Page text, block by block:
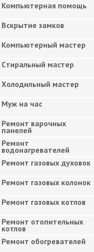
Компьютерная помощь
Вскрытие замков
Компьютерный мастер
Cтиральный мастер
Холодильный мастер
Муж на час
Ремонт варочных
панелей
Ремонт
водонагревателей
Ремонт газовых духовок
Ремонт газовых колонок
Ремонт газовых котлов
Ремонт отопительных
котлов
Ремонт обогревателей